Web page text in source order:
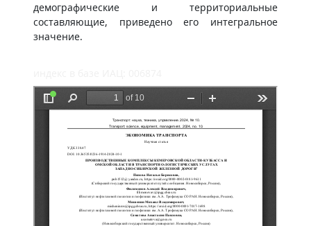
демографические и территориальные
составляющие, приведено его интегральное
значение.